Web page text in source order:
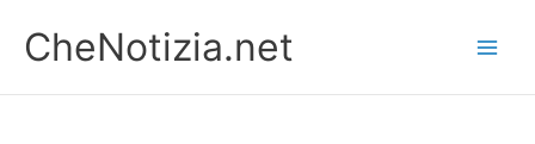
contenuto
CheNotizia.net